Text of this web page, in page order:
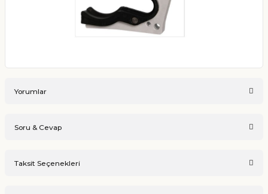
Yorumlar
Soru & Cevap
Taksit Seçenekleri